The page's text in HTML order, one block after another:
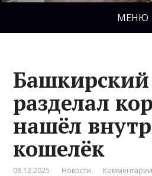
МЕНЮ
разделал
нашёл
кошелёк
08.12.2025 Новости